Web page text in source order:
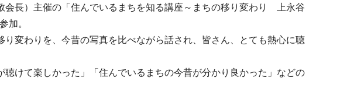
長）主催の「住んでいるまちを知る講座～まちの移り変わり 上永谷
加。
変わりを、今昔の写真を比べながら話され、皆さん、とても熱心に聴
けて楽しかった」「住んでいるまちの今昔が分かり良かった」などの